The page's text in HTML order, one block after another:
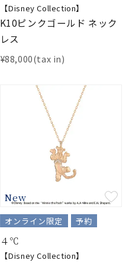
【Disney Collection】
K10ピンクゴールド ネック
レス
¥88,000(tax in)
New
オンライン限定 予約
４℃
【Disney Collection】